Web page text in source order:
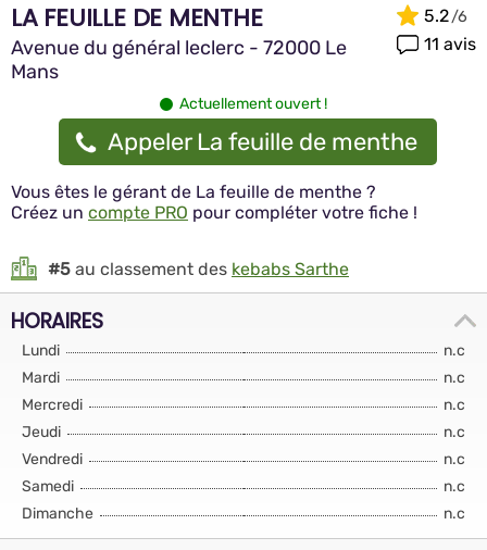
LA FEUILLE DE MENTHE
Avenue du général leclerc - 72000 Le
Mans
5.2
11 avis
Actuellement ouvert !
Appeler La feuille de menthe
Vous êtes le gérant de La feuille de menthe ?
Créez un compte PRO pour compléter votre fiche !
#5 au classement des kebabs Sarthe
HORAIRES
Lundi
n.c
Mardi
n.c
Mercredi
n.c
Jeudi
n.c
Vendredi
n.c
Samedi
n.c
Dimanche
n.c